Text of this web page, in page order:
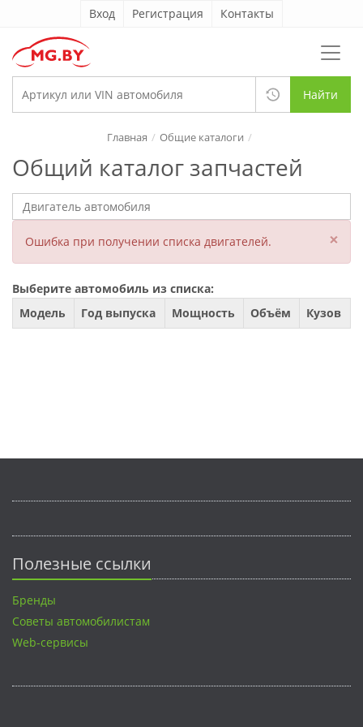
Вход Регистрация Контакты
Найти
Общий каталог запчастей
Главная Общие каталоги
Ошибка при получении списка двигателей. ×
Выберите автомобиль из списка:
Модель
Год выпуска Мощность Объём Кузов
Полезные ссылки
Бренды
Советы автомобилистам
Web-сервисы